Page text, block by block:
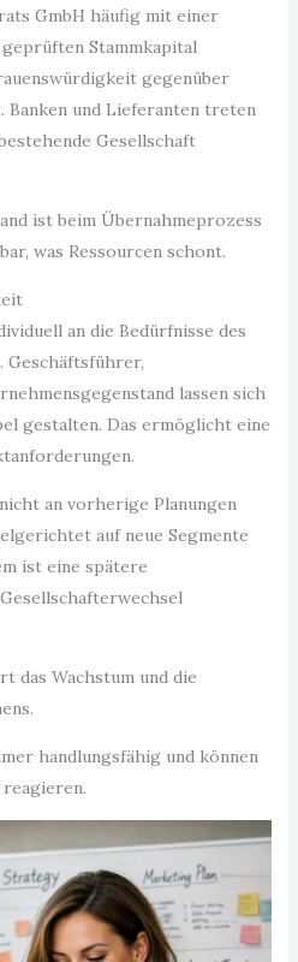
GmbH häufig mit einer
Stammkapital
gegenüber
und Lieferanten treten
Gesellschaft
ist beim Übernahmeprozess
was Ressourcen schont.
an die Bedürfnisse des
Geschäftsführer,
lassen sich
gestalten. Das ermöglicht eine
an vorherige Planungen
auf neue Segmente
ist eine spätere
das Wachstum und die
handlungsfähig und können